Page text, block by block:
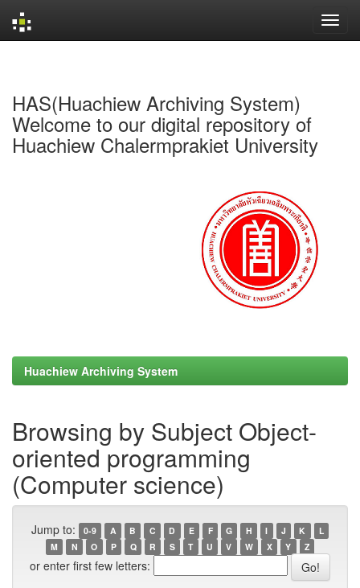
HAS(Huachiew Archiving System)
Welcome to our digital repository of
Huachiew Chalermprakiet University
Huachiew Archiving System
Browsing by Subject Object-
oriented programming
(Computer science)
Jump to: 0-9 A B C D E F G H I J K
L
M
N O P Q R S T U V W X Y Z
or enter first few letters: